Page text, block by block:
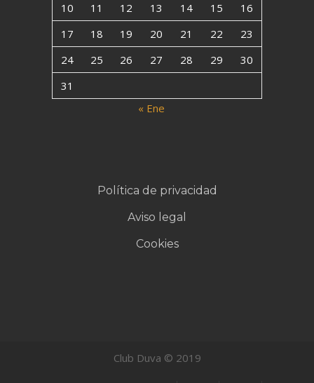
10
11 12 13 14 15
16
17
18 19 20 21 22
23
24
25 26 27 28 29
30
31
« Ene
Política de privacidad
Aviso legal
Cookies
Club Duva © 2019